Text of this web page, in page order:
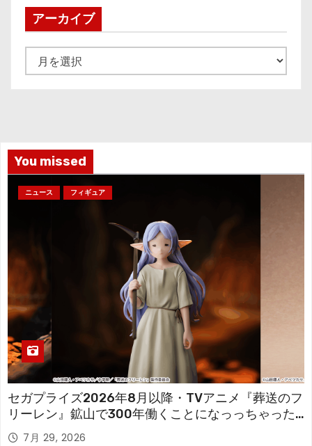
アーカイブ
ー
You missed
ニュース フィギュア
セガプライズ2026年8月以降・TVアニメ『葬送のフ
リーレン』鉱山で300年働くことになっっちゃった
「フリーレン」を立体化！
7月 29, 2026